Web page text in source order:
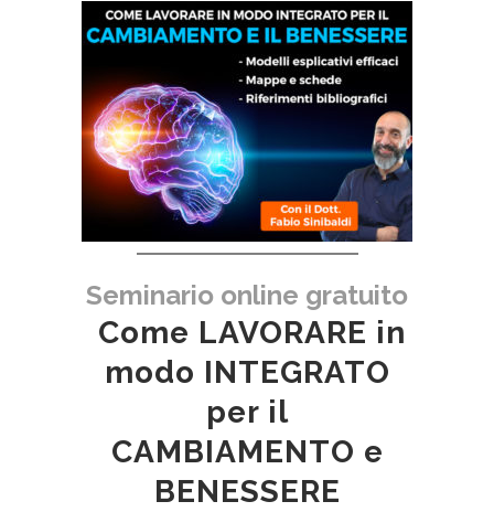
Seminario online gratuito
Come LAVORARE in
modo INTEGRATO
per il
CAMBIAMENTO e
BENESSERE